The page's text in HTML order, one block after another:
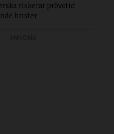
riskerar prövotid
brister